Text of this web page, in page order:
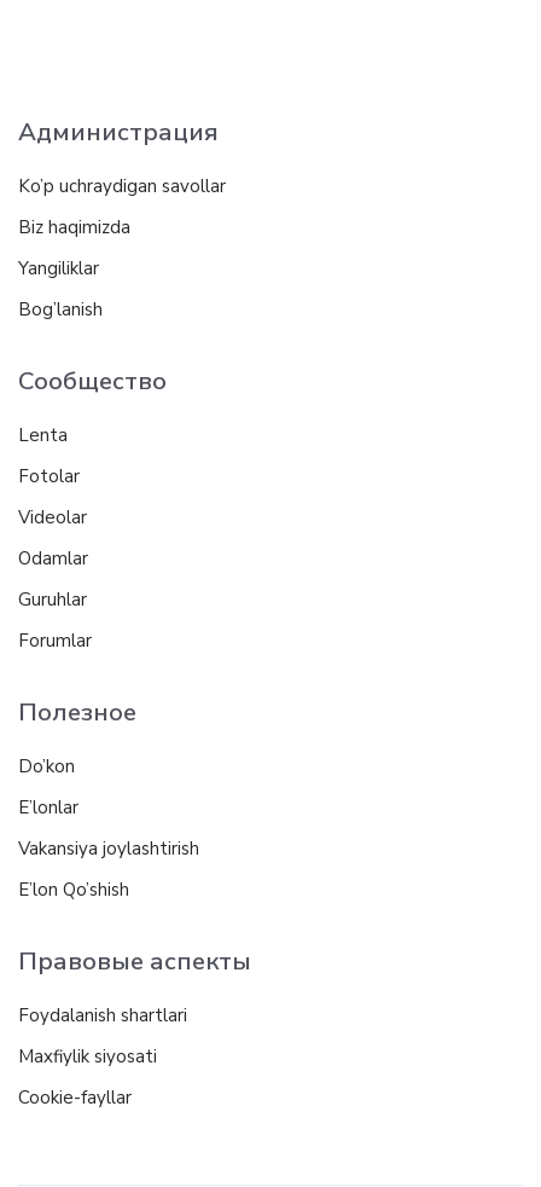
Администрация
Ko’p uchraydigan savollar
Biz haqimizda
Yangiliklar
Bog’lanish
Сообщество
Lenta
Fotolar
Videolar
Odamlar
Guruhlar
Forumlar
Полезное
Do’kon
E’lonlar
Vakansiya joylashtirish
E’lon Qo’shish
Правовые аспекты
Foydalanish shartlari
Maxfiylik siyosati
Cookie-fayllar